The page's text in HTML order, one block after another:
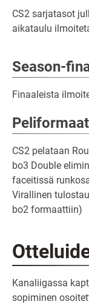
CS2 sarjatasot
aikataulu
Season-
Finaaleista
CS2 pelataan
bo3 Double
faceitissä
Virallinen
bo2 formaattiin)
Kanaliigassa
sopiminen